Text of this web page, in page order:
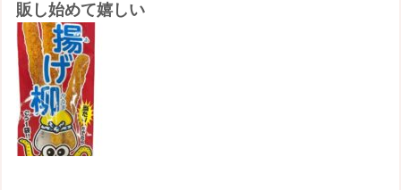
販し始めて嬉しい